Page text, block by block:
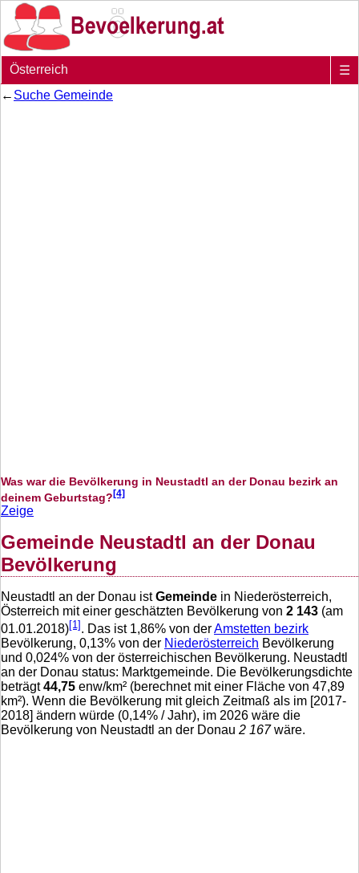
Österreich
☰
← Suche Gemeinde
Was war die Bevölkerung in Neustadtl an der Donau bezirk an
deinem Geburtstag?[4]
Zeige
Gemeinde Neustadtl an der Donau
Bevölkerung
Neustadtl an der Donau istGemeinde in Niederösterreich,
Österreich mit einer geschätzten Bevölkerung von 2 143 (am
01.01.2018)[1] . Das ist 1,86% von derAmstetten bezirk
Bevölkerung, 0,13% von der Niederösterreich Bevölkerung
und 0,024% von der österreichischen Bevölkerung. Neustadtl
an der Donau status: Marktgemeinde. Die Bevölkerungsdichte
beträgt44,75 enw/km² (berechnet mit einer Fläche von 47,89
km²). Wenn die Bevölkerung mit gleich Zeitmaß als im [2017-
2018] ändern würde (0,14% / Jahr), im 2026 wäre die
Bevölkerung von Neustadtl an der Donau 2 167wäre.